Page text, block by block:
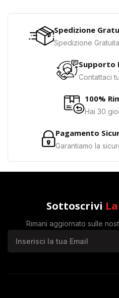
Spedizione
Spedizione
Supporto
Contattaci
100%
Hai 30
Pagamento
Garantiamo la
Sottoscrivi
Rimani aggiornato sulle